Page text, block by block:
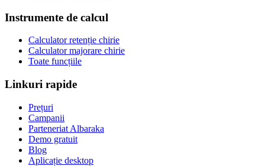
Instrumente de calcul
Calculator retenție chirie
Calculator majorare chirie
Toate funcțiile
Linkuri rapide
Prețuri
Campanii
Parteneriat Albaraka
Demo gratuit
Blog
Aplicație desktop